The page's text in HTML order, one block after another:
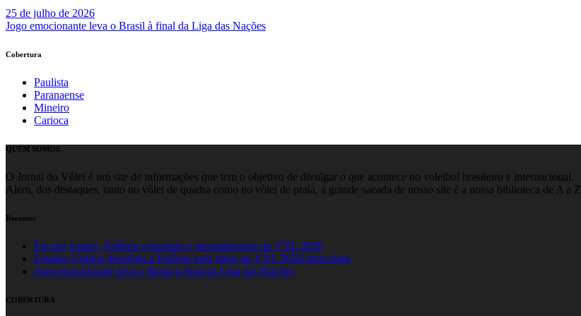
25 de julho de 2026
Jogo emocionante leva o Brasil à final da Liga das Nações
Cobertura
Paulista
Paranaense
Mineiro
Carioca
QUEM SOMOS
O Jornal do Vôlei é um site de informações que tem o objetivo de divulgar o que acontece no voleibol brasileiro e internacional.
Além, dos destaques, tanto no vôlei de quadra como no vôlei de praia, a grande sacada de nosso site é a nossa biblioteca de A a Z
Recentes
Em um jogaço, Polônia conquista o tricampeonato da VNL 2026
Estados Unidos desafiam a Polônia pelo título da VNL 2026 masculina
Jogo emocionante leva o Brasil à final da Liga das Nações
COBERTURA